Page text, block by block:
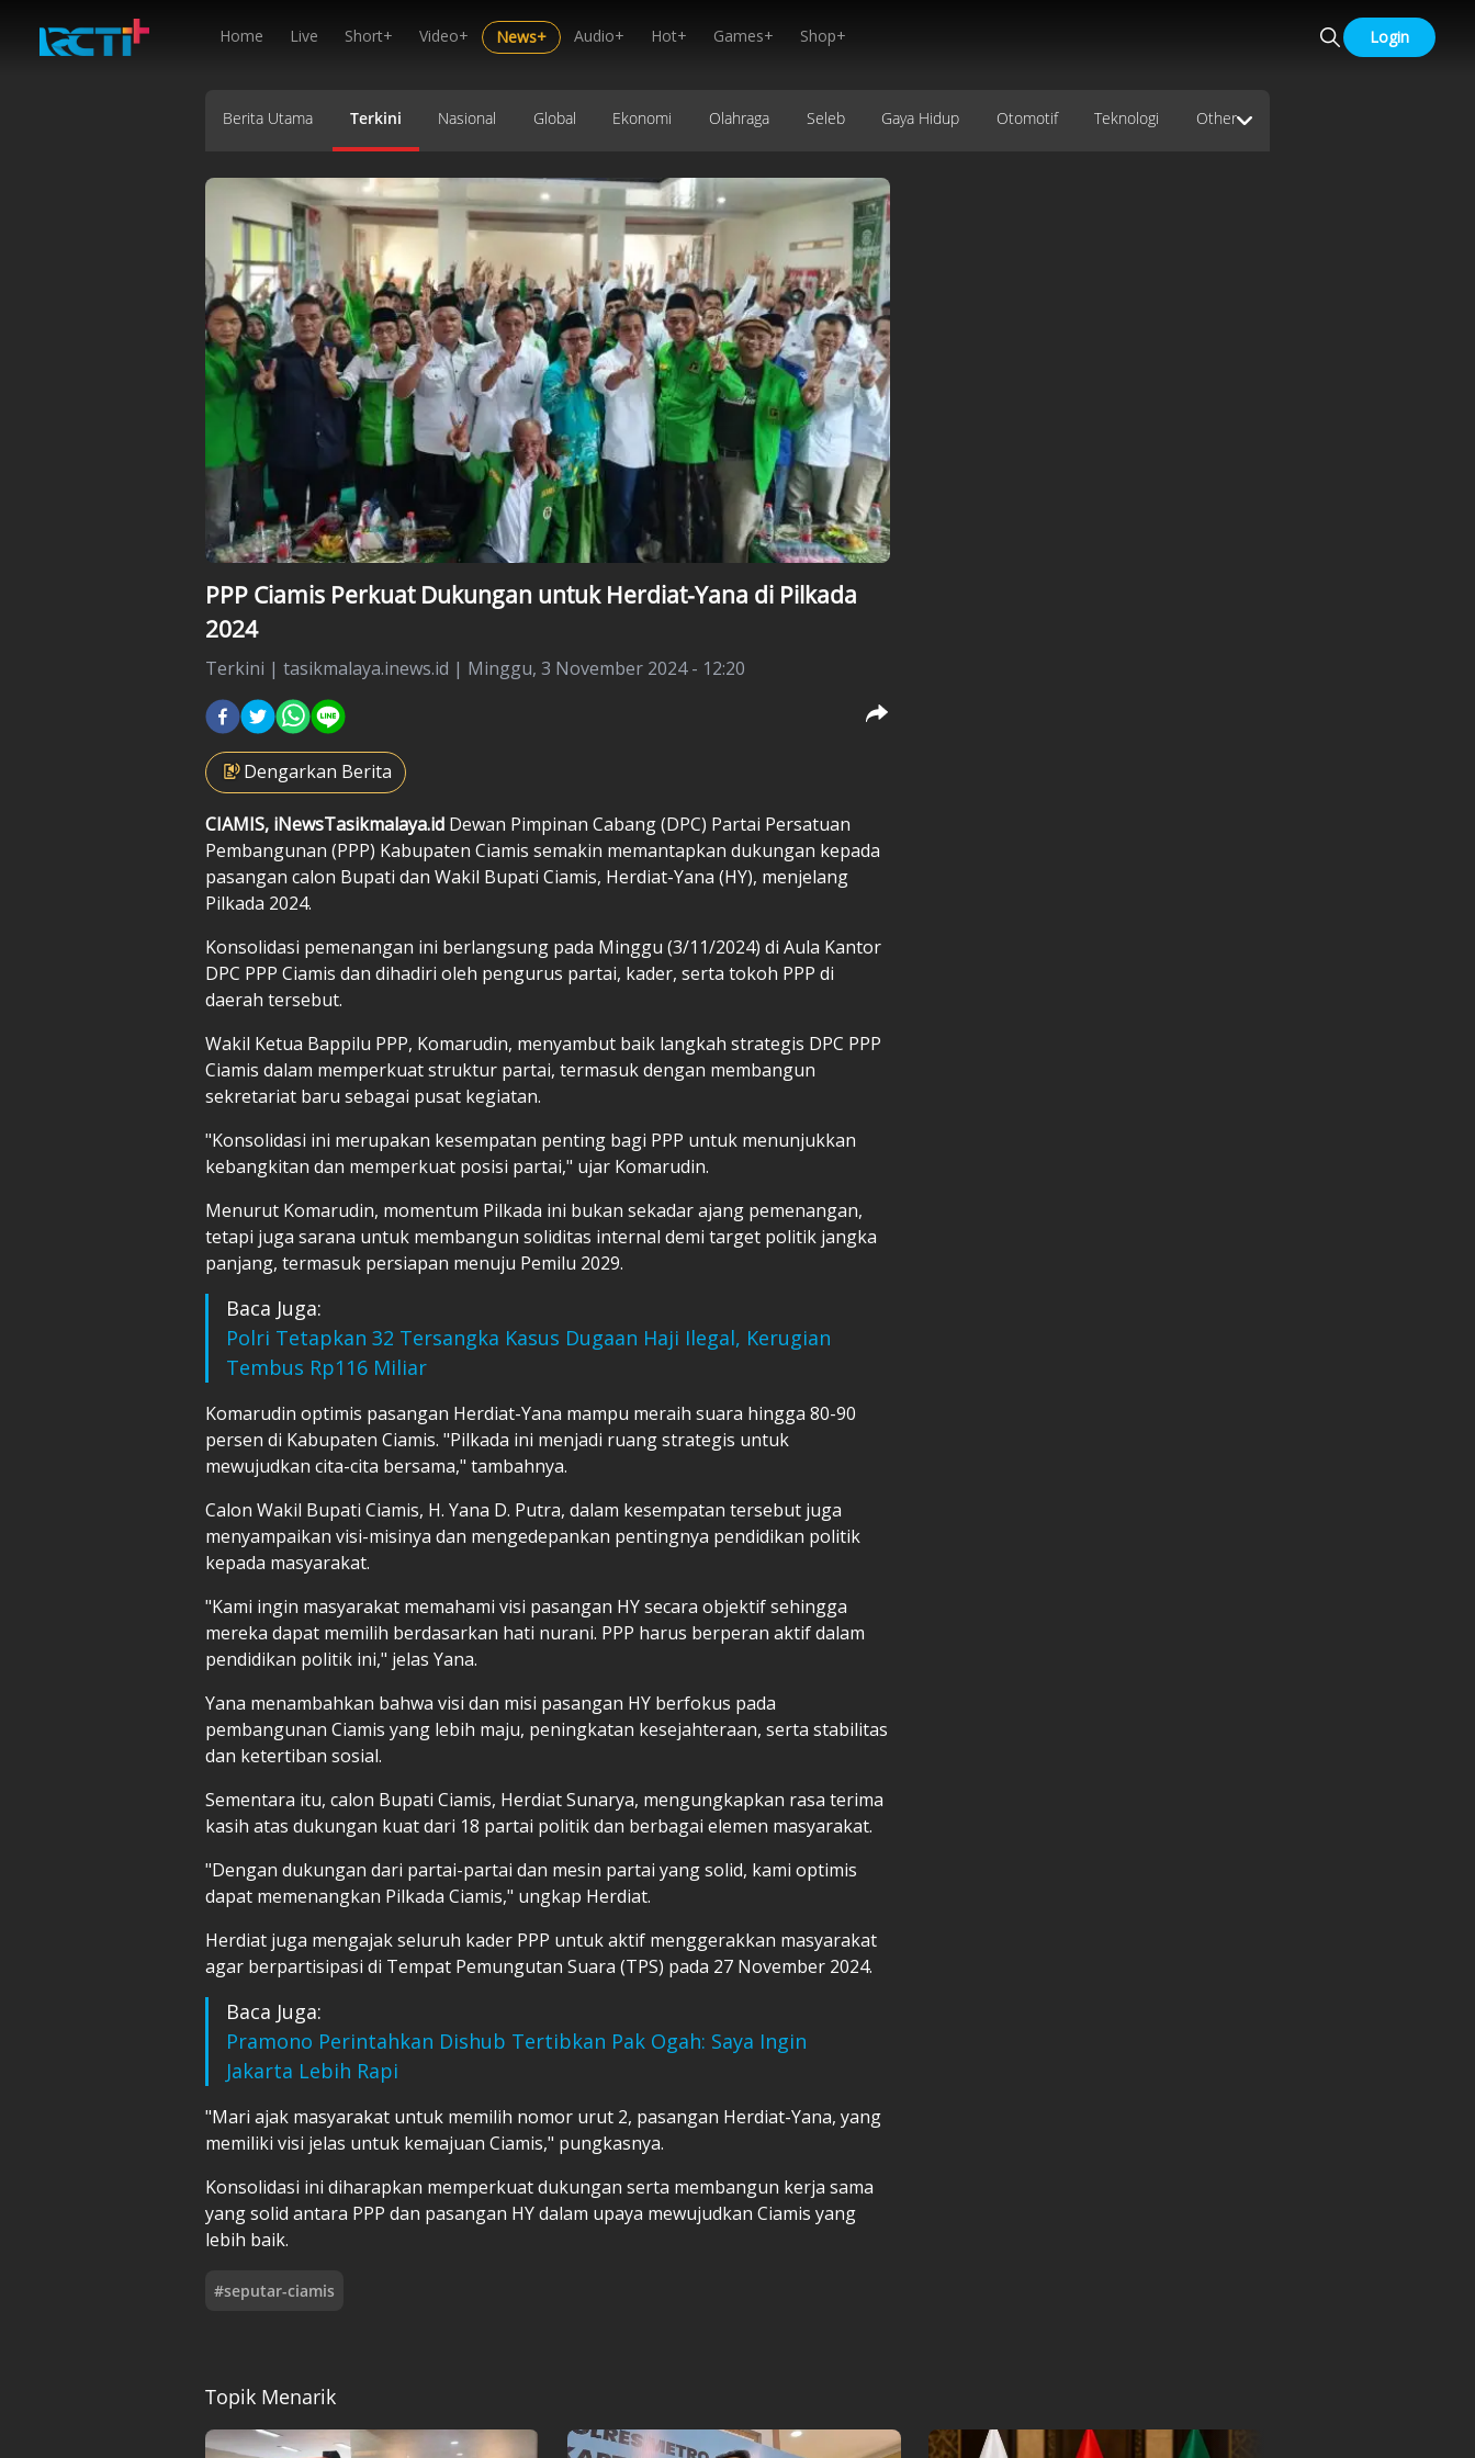
Home Live Short+ Video+ News+ Audio+ Hot+ Games+ Shop+ Login
Berita Utama Terkini Nasional Global Ekonomi Olahraga Seleb Gaya Hidup Otomotif Teknologi Other
PPP Ciamis Perkuat Dukungan untuk Herdiat-Yana di Pilkada
2024
Terkini | tasikmalaya.inews.id | Minggu, 3 November 2024 - 12:20
Dengarkan Berita
CIAMIS, iNewsTasikmalaya.id Dewan Pimpinan Cabang (DPC) Partai Persatuan
Pembangunan (PPP) Kabupaten Ciamis semakin memantapkan dukungan kepada
pasangan calon Bupati dan Wakil Bupati Ciamis, Herdiat-Yana (HY), menjelang
Pilkada 2024.
Konsolidasi pemenangan ini berlangsung pada Minggu (3/11/2024) di Aula Kantor
DPC PPP Ciamis dan dihadiri oleh pengurus partai, kader, serta tokoh PPP di
daerah tersebut.
Wakil Ketua Bappilu PPP, Komarudin, menyambut baik langkah strategis DPC PPP
Ciamis dalam memperkuat struktur partai, termasuk dengan membangun
sekretariat baru sebagai pusat kegiatan.
"Konsolidasi ini merupakan kesempatan penting bagi PPP untuk menunjukkan
kebangkitan dan memperkuat posisi partai," ujar Komarudin.
Menurut Komarudin, momentum Pilkada ini bukan sekadar ajang pemenangan,
tetapi juga sarana untuk membangun soliditas internal demi target politik jangka
panjang, termasuk persiapan menuju Pemilu 2029.
Baca Juga:
Polri Tetapkan 32 Tersangka Kasus Dugaan Haji Ilegal, Kerugian
Tembus Rp116 Miliar
Komarudin optimis pasangan Herdiat-Yana mampu meraih suara hingga 80-90
persen di Kabupaten Ciamis. "Pilkada ini menjadi ruang strategis untuk
mewujudkan cita-cita bersama," tambahnya.
Calon Wakil Bupati Ciamis, H. Yana D. Putra, dalam kesempatan tersebut juga
menyampaikan visi-misinya dan mengedepankan pentingnya pendidikan politik
kepada masyarakat.
"Kami ingin masyarakat memahami visi pasangan HY secara objektif sehingga
mereka dapat memilih berdasarkan hati nurani. PPP harus berperan aktif dalam
pendidikan politik ini," jelas Yana.
Yana menambahkan bahwa visi dan misi pasangan HY berfokus pada
pembangunan Ciamis yang lebih maju, peningkatan kesejahteraan, serta stabilitas
dan ketertiban sosial.
Sementara itu, calon Bupati Ciamis, Herdiat Sunarya, mengungkapkan rasa terima
kasih atas dukungan kuat dari 18 partai politik dan berbagai elemen masyarakat.
"Dengan dukungan dari partai-partai dan mesin partai yang solid, kami optimis
dapat memenangkan Pilkada Ciamis," ungkap Herdiat.
Herdiat juga mengajak seluruh kader PPP untuk aktif menggerakkan masyarakat
agar berpartisipasi di Tempat Pemungutan Suara (TPS) pada 27 November 2024.
Baca Juga:
Pramono Perintahkan Dishub Tertibkan Pak Ogah: Saya Ingin
Jakarta Lebih Rapi
"Mari ajak masyarakat untuk memilih nomor urut 2, pasangan Herdiat-Yana, yang
memiliki visi jelas untuk kemajuan Ciamis," pungkasnya.
Konsolidasi ini diharapkan memperkuat dukungan serta membangun kerja sama
yang solid antara PPP dan pasangan HY dalam upaya mewujudkan Ciamis yang
lebih baik.
#seputar-ciamis
Topik Menarik